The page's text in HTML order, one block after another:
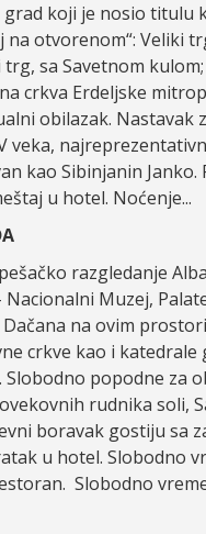
koji je nosio
otvorenom“: Veliki
sa Savetnom
crkva Erdeljske
obilazak.
veka,
kao Sibinjanin
u hotel. Noćenje...
razgledanje
Muzej,
na ovim
crkve kao i katedrale
Slobodno popodne
rudnika soli,
boravak gostiju sa
u hotel.
Slobodno